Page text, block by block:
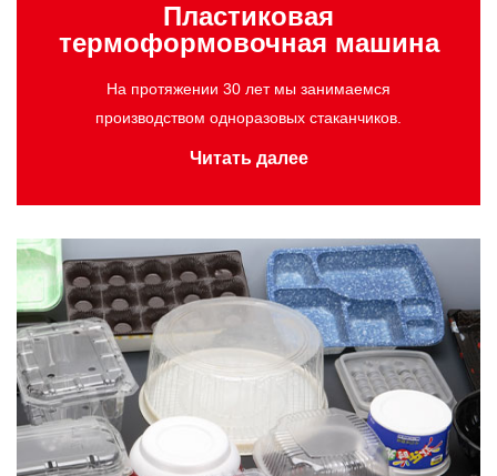
Пластиковая
термоформовочная машина
На протяжении 30 лет мы занимаемся
производством одноразовых стаканчиков.
Читать далее